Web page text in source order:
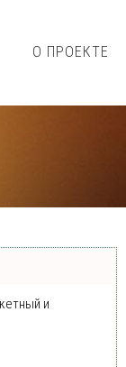
О ПРОЕКТЕ
и